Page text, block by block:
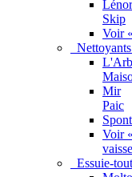
Lénor
Skip
Voir
Mir
Paic
Voir
Essuie-